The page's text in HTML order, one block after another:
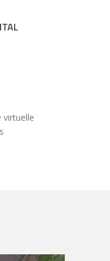
virtuelle